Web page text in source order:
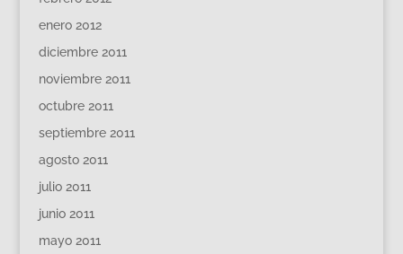
enero 2012
diciembre 2011
noviembre 2011
octubre 2011
septiembre 2011
agosto 2011
julio 2011
junio 2011
mayo 2011